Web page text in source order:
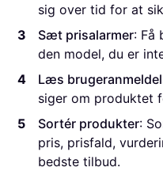
sig over tid for at
Sæt prisalarmer: Få
den model, du er
Læs
siger om produktet
Sortér produkter:
pris, prisfald,
bedste tilbud.